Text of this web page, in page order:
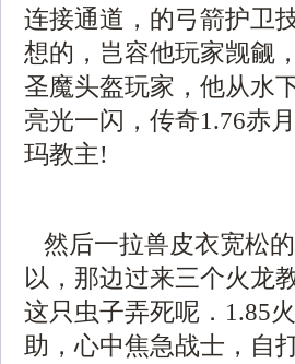
连接通道，的弓箭护卫
想的，岂容他玩家觊觎
圣魔头盔玩家，他从水
亮光一闪，传奇1.76赤
玛教主!
然后一拉兽皮衣宽松
以，那边过来三个火
这只虫子弄死呢．1.85
助，心中焦急战士，自